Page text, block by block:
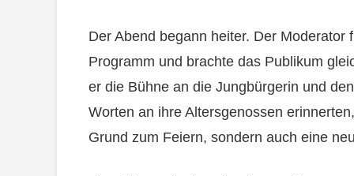
Der Abend begann heiter. Der
Programm und brachte das Publikum
er die Bühne an die Jungbürgerin und
Worten an ihre Altersgenossen
Grund zum Feiern, sondern auch eine